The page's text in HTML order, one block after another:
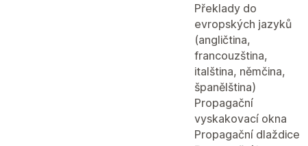
Překlady do
evropských jazyků
(angličtina,
francouzština,
italština, němčina,
španělština)
Propagační
vyskakovací okna
Propagační dlaždice